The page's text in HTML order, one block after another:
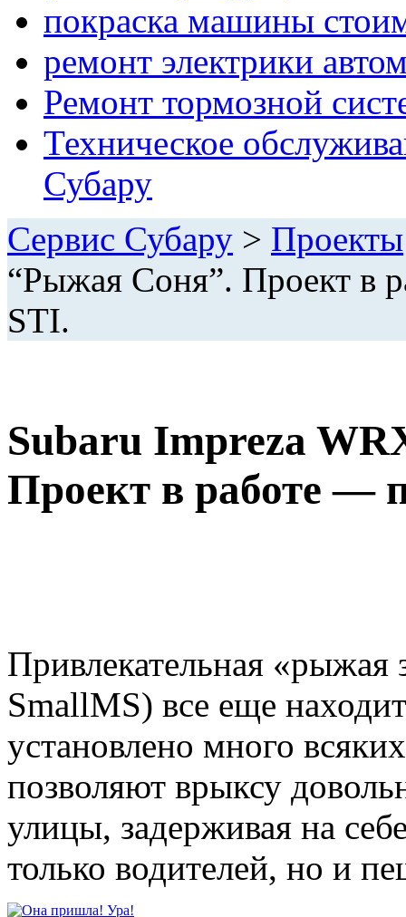
покраска машины
ремонт электрики
Ремонт тормозной
Техническое
Субару
Сервис Субару > Проекты
“Рыжая Соня”. Проект в
STI.
Subaru Impreza
Проект в работе —
Привлекательная «рыжая
SmallMS) все еще
установлено много
позволяют врыксу
улицы, задерживая на
только водителей, но и